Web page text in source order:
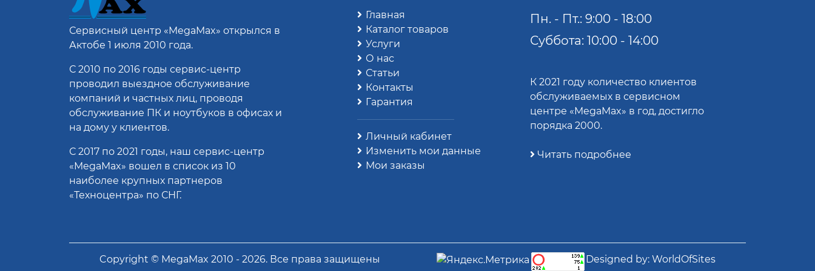
Сервисный центр «MegaMax» открылся в
Актобе 1 июля 2010 года.
С 2010 по 2016 годы сервис-центр
проводил выездное обслуживание
компаний и частных лиц, проводя
обслуживание ПК и ноутбуков в офисах и
на дому у клиентов.
С 2017 по 2021 годы, наш сервис-центр
«MegaMax» вошел в список из 10
наиболее крупных партнеров
«Техноцентра» по СНГ.
Главная
Каталог товаров
Услуги
О нас
Статьи
Контакты
Гарантия
Личный кабинет
Изменить мои данные
Мои заказы
Пн. - Пт.: 9:00 - 18:00
Суббота: 10:00 - 14:00
К 2021 году количество клиентов
обслуживаемых в сервисном
центре «MegaMax» в год, достигло
порядка 2000.
Читать подробнее
Copyright © MegaMax 2010 - 2026. Все права защищены Designed by: WorldOfSites